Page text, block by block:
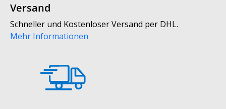
Versand
Schneller und Kostenloser Versand per DHL.
Mehr Informationen